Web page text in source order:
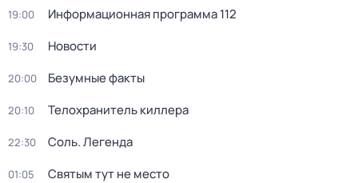
19:00 Информационная программа 112
19:30 Новости
20:00 Безумные факты
20:10 Телохранитель киллера
22:30 Соль. Легенда
01:05 Святым тут не место